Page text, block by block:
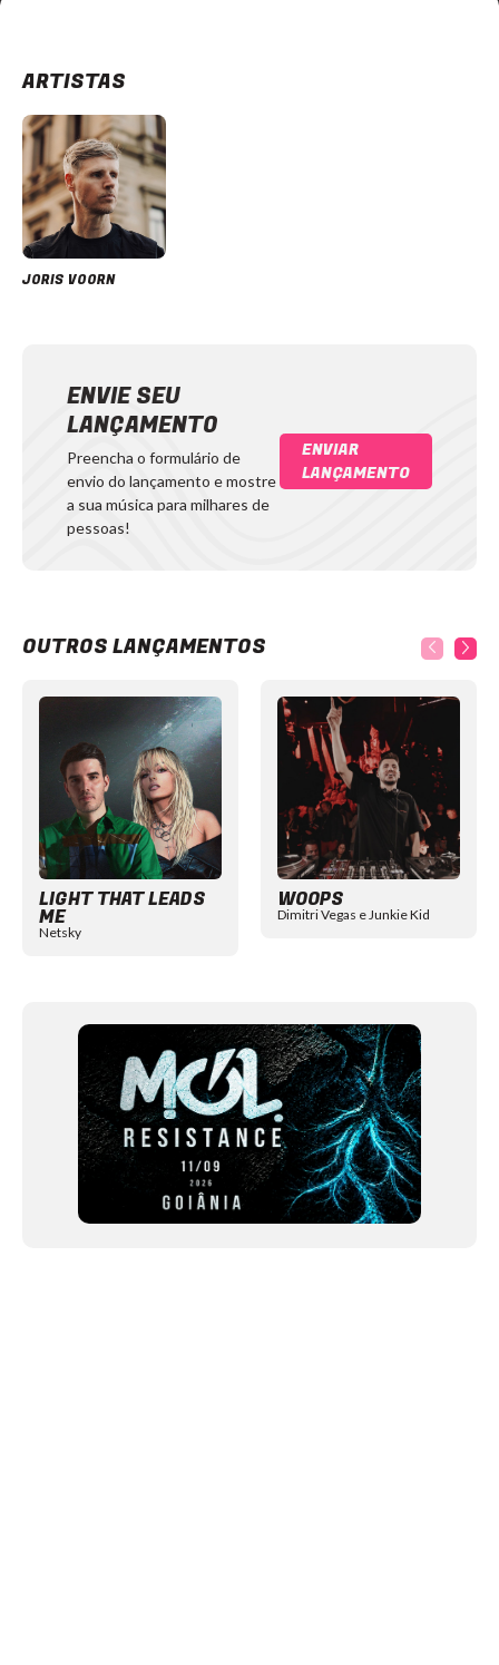
ARTISTAS
JORIS VOORN
ENVIE SEU
LANÇAMENTO
Preencha o formulário de
envio do lançamento e mostre
a sua música para milhares de
pessoas!
ENVIAR
LANÇAMENTO
OUTROS LANÇAMENTOS
LIGHT THAT LEADS
ME
Netsky
WOOPS
Dimitri Vegas e Junkie Kid